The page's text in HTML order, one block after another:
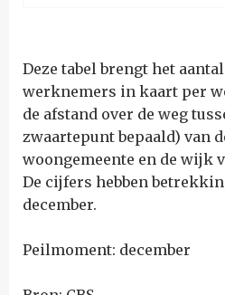
Deze tabel brengt het
werknemers in kaart per
de afstand over de weg
zwaartepunt bepaald) van
woongemeente en de wijk
De cijfers hebben
december.
Peilmoment: december